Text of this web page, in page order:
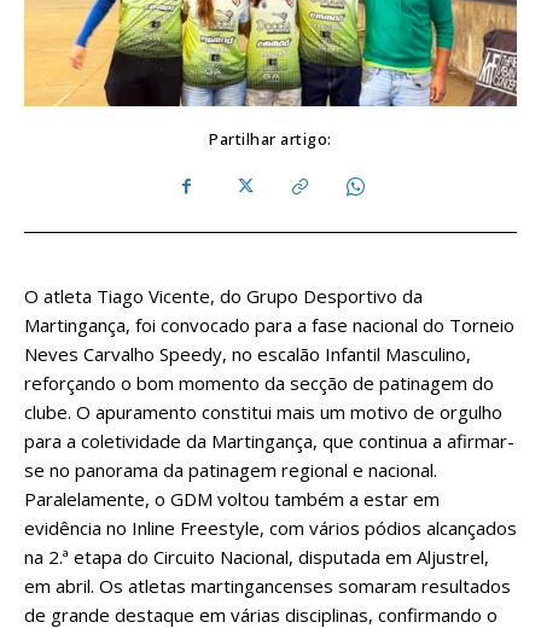
Partilhar artigo:
O atleta Tiago Vicente, do Grupo Desportivo da
Martingança, foi convocado para a fase nacional do Torneio
Neves Carvalho Speedy, no escalão Infantil Masculino,
reforçando o bom momento da secção de patinagem do
clube. O apuramento constitui mais um motivo de orgulho
para a coletividade da Martingança, que continua a afirmar-
se no panorama da patinagem regional e nacional.
Paralelamente, o GDM voltou também a estar em
evidência no Inline Freestyle, com vários pódios alcançados
na 2.ª etapa do Circuito Nacional, disputada em Aljustrel,
em abril. Os atletas martingancenses somaram resultados
de grande destaque em várias disciplinas, confirmando o